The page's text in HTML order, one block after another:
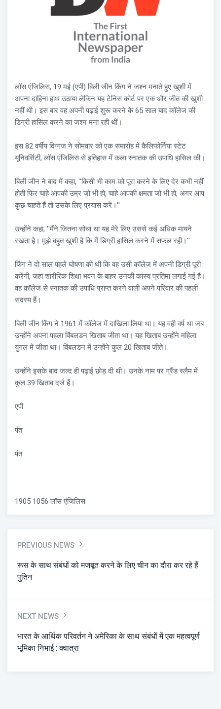
लॉस एंजिलिस, 19 मई (एपी) बिली जीन किंग ने जश्न मनाते हुए खुशी में
अपना दाहिना हाथ उठाया लेकिन यह टेनिस कोर्ट पर एक और जीत की खुशी
नहीं थी। इस बार वह अपनी पढ़ाई शुरू करने के 65 साल बाद कॉलेज की
डिग्री हासिल करने का जश्न मना रही थीं।
इस 82 वर्षीय दिग्गज ने सोमवार को एक समारोह में कैलिफोर्निया स्टेट
यूनिवर्सिटी, लॉस एंजिलिस से इतिहास में कला स्नातक की उपाधि हासिल की।
बिली जीन ने बाद में कहा, ''किसी भी काम को पूरा करने के लिए देर कभी नहीं
होती फिर चाहे आपकी उम्र जो भी हो, चाहे आपकी क्षमता जो भी हो, अगर आप
कुछ चाहते हैं तो उसके लिए प्रयास करें।''
उन्होंने कहा, ''मैंने जितना सोचा था यह मेरे लिए उससे कई अधिक मायने
रखता है। मुझे बहुत खुशी है कि मैं डिग्री हासिल करने में सफल रही।''
किंग ने दो साल पहले घोषणा की थी कि वह उसी कॉलेज में अपनी डिग्री पूरी
करेंगी, जहां शारीरिक शिक्षा भवन के बाहर उनकी कांस्य प्रतिमा लगाई गई है।
वह कॉलेज से स्नातक की उपाधि प्राप्त करने वाली अपने परिवार की पहली
सदस्य हैं।
बिली जीन किंग ने 1961 में कॉलेज में दाखिला लिया था। यह वही वर्ष था जब
उन्होंने अपना पहला विंबलडन खिताब जीता था। यह खिताब उन्होंने महिला
युगल में जीता था। विंबलडन में उन्होंने कुल 20 खिताब जीते।
उन्होंने इसके बाद जल्द ही पढ़ाई छोड़ दी थी। उनके नाम पर ग्रैंड स्लैम में
कुल 39 खिताब दर्ज हैं।
एपी
पंत
पंत
1905 1056 लॉस एंजिलिस
PREVIOUS NEWS
रूस के साथ संबंधों को मजबूत करने के लिए चीन का दौरा कर रहे हैं
पुतिन
NEXT NEWS
भारत के आर्थिक परिवर्तन ने अमेरिका के साथ संबंधों में एक महत्वपूर्ण
भूमिका निभाई : क्वात्रा